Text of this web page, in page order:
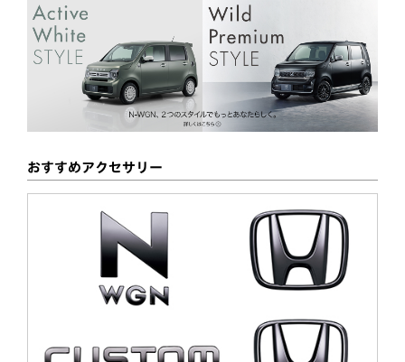
おすすめアクセサリー